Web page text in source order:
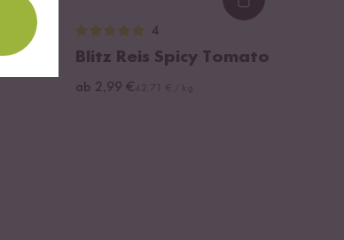
Loading... Loading...
4
Blitz Reis Spicy Tomato
ab 2,99 €